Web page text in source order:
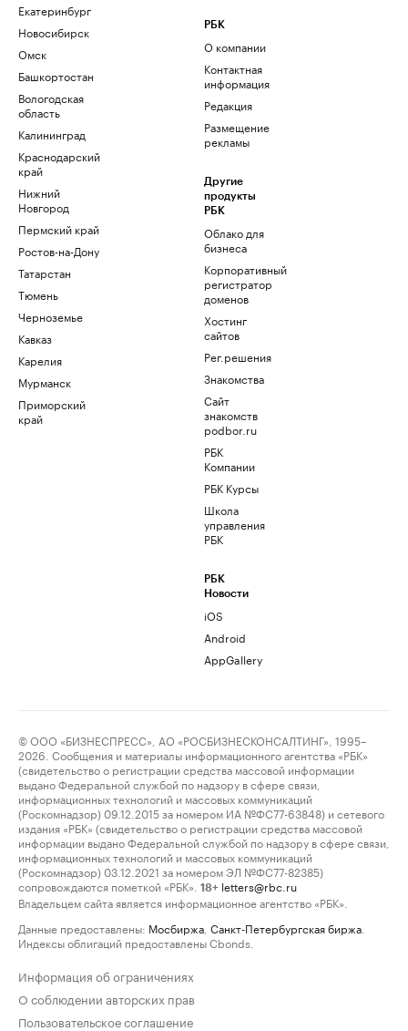
Екатеринбург
Новосибирск
Омск
Башкортостан
Вологодская
область
Калининград
Краснодарский
край
Нижний
Новгород
Пермский край
Ростов-на-Дону
Татарстан
Тюмень
Черноземье
Кавказ
Карелия
Мурманск
Приморский
край
РБК
О компании
Контактная
информация
Редакция
Размещение
рекламы
Другие
продукты
РБК
Облако для
бизнеса
Корпоративный
регистратор
доменов
Хостинг
сайтов
Рег.решения
Знакомства
Сайт
знакомств
podbor.ru
РБК
Компании
РБК Курсы
Школа
управления
РБК
РБК
Новости
iOS
Android
AppGallery
© ООО «БИЗНЕСПРЕСС», АО «РОСБИЗНЕСКОНСАЛТИНГ», 1995–
2026. Сообщения и материалы информационного агентства «РБК»
(свидетельство о регистрации средства массовой информации
выдано Федеральной службой по надзору в сфере связи,
информационных технологий и массовых коммуникаций
(Роскомнадзор) 09.12.2015 за номером ИА №ФС77-63848) и сетевого
издания «РБК» (свидетельство о регистрации средства массовой
информации выдано Федеральной службой по надзору в сфере связи,
информационных технологий и массовых коммуникаций
(Роскомнадзор) 03.12.2021 за номером ЭЛ №ФС77-82385)
сопровождаются пометкой «РБК».
18+ letters@rbc.ru
Владельцем сайта является информационное агентство «РБК».
Данные предоставлены: Мосбиржа Санкт-Петербургская биржа
Индексы облигаций предоставлены Cbonds.
Информация об ограничениях
О соблюдении авторских прав
Пользовательское соглашение